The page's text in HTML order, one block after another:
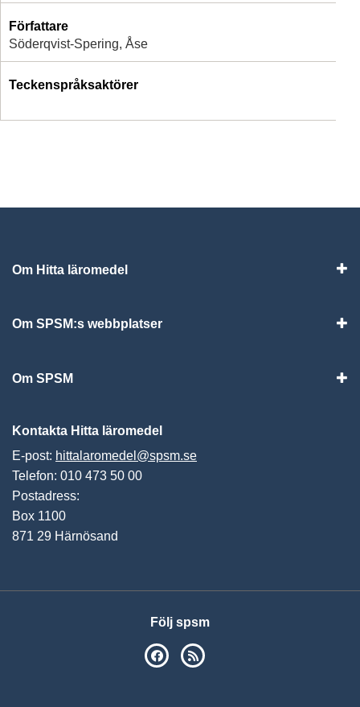
Författare
Söderqvist-Spering, Åse
Teckenspråksaktörer
Om Hitta läromedel
Om SPSM:s webbplatser
Om SPSM
Kontakta Hitta läromedel
E-post: hittalaromedel@spsm.se
Telefon: 010 473 50 00
Postadress:
Box 1100
871 29 Härnösand
Följ spsm
SPSM på Facebook